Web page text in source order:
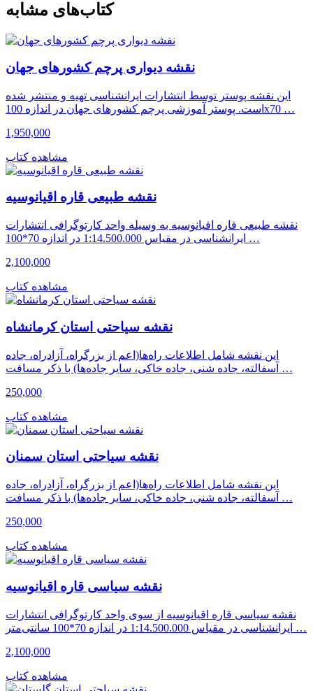
کتاب‌های مشابه
نقشه دیواری پرچم کشورهای جهان
این نقشه پوستر توسط انتشارات ایرانشناسی تهیه و منتشر شده
است. پوستر آموزشی پرچم کشورهای جهان در اندازه 100x70 …
1,950,000
مشاهده کتاب
نقشه طبیعی قاره اقیانوسیه
نقشه طبیعی قاره اقیانوسیه به وسیله واحد کارتوگرافی انتشارات
ایرانشناسی در مقیاس 1:14.500.000 در اندازه 70*100 …
2,100,000
مشاهده کتاب
نقشه سیاحتی استان کرمانشاه
این نقشه شامل اطلاعات راه‌ها(اعم از بزرگراه، آزادراه، جاده
آسفالته، جاده شنی، جاده خاکی، سایر جاده‌ها) با ذکر مسافت …
250,000
مشاهده کتاب
نقشه سیاحتی استان سمنان
این نقشه شامل اطلاعات راه‌ها(اعم از بزرگراه، آزادراه، جاده
آسفالته، جاده شنی، جاده خاکی، سایر جاده‌ها) با ذکر مسافت …
250,000
مشاهده کتاب
نقشه سیاسی قاره اقیانوسیه
نقشه سیاسی قاره اقیانوسیه از سوی واحد کارتوگرافی انتشارات
ایرانشناسی در مقیاس 1:14.500.000 در اندازه 70*100 سانتی‌متر …
2,100,000
مشاهده کتاب